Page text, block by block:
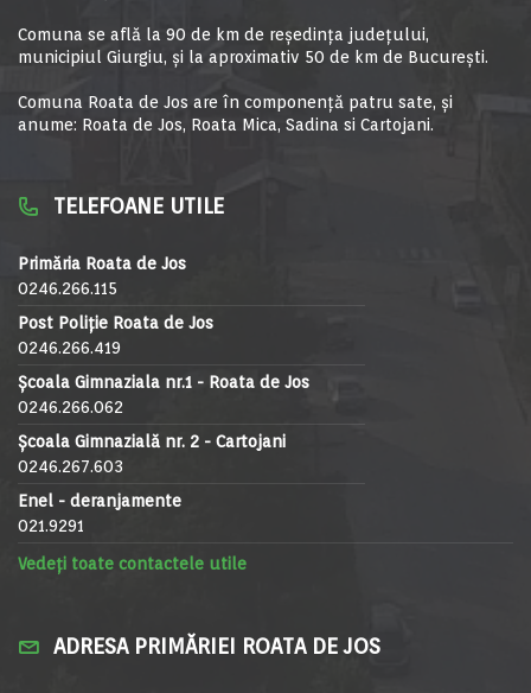
Comuna se află la 90 de km de reşedinţa judeţului,
municipiul Giurgiu, şi la aproximativ 50 de km de Bucureşti.
Comuna Roata de Jos are în componență patru sate, și
anume: Roata de Jos, Roata Mica, Sadina si Cartojani.
TELEFOANE UTILE
Primăria Roata de Jos
0246.266.115
Post Poliție Roata de Jos
0246.266.419
Școala Gimnaziala nr.1 - Roata de Jos
0246.266.062
Școala Gimnazială nr. 2 - Cartojani
0246.267.603
Enel - deranjamente
021.9291
Vedeți toate contactele utile
ADRESA PRIMĂRIEI ROATA DE JOS